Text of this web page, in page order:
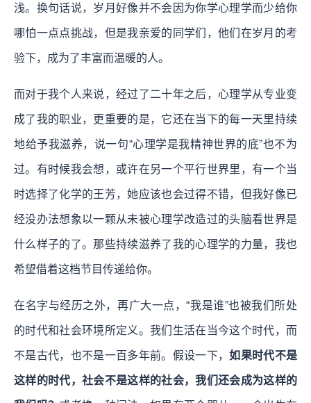
浅。换句话说，岁月好像并不会因为你学心理学而少给你
哪怕一点点挑战，但是我亲爱的同学们，他们在岁月的考
验下，成为了丰富而温暖的人。
而对于我个人来说，经过了二十年之后，心理学从专业变
成了我的职业，更重要的是，它还在当下的每一天里持续
地给予我滋养，说一句“心理学是我精神世界的底”也不为
过。有时候我会想，或许在另一个平行世界里，有一个当
时选择了化学的王芳，她应该也会过得不错，但我好像已
经没办法想象以一颗从未被心理学改造过的头脑看世界是
什么样子的了。那些持续滋养了我的心理学的力量，我也
希望借着这档节目传递给你。
在名字与经历之外，再广大一点，“我是谁”也被我们所处
的时代和社会环境所定义。我们生活在当今这个时代，而
不是古代，也不是一百多年前。假设一下，如果时代不是
这样的时代，社会不是这样的社会，我们还会成为这样的